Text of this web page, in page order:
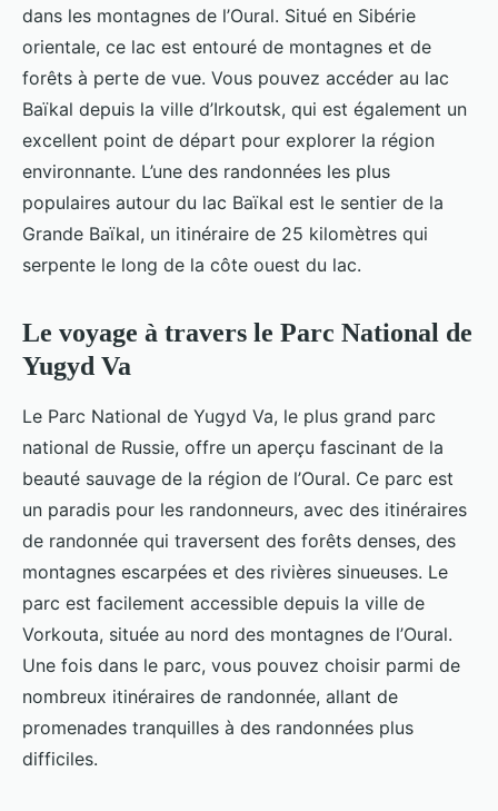
dans les montagnes de l’Oural. Situé en Sibérie
orientale, ce lac est entouré de montagnes et de
forêts à perte de vue. Vous pouvez accéder au lac
Baïkal depuis la ville d’Irkoutsk, qui est également un
excellent point de départ pour explorer la région
environnante. L’une des randonnées les plus
populaires autour du lac Baïkal est le sentier de la
Grande Baïkal, un itinéraire de 25 kilomètres qui
serpente le long de la côte ouest du lac.
Le voyage à travers le Parc National de
Yugyd Va
Le Parc National de Yugyd Va, le plus grand parc
national de Russie, offre un aperçu fascinant de la
beauté sauvage de la région de l’Oural. Ce parc est
un paradis pour les randonneurs, avec des itinéraires
de randonnée qui traversent des forêts denses, des
montagnes escarpées et des rivières sinueuses. Le
parc est facilement accessible depuis la ville de
Vorkouta, située au nord des montagnes de l’Oural.
Une fois dans le parc, vous pouvez choisir parmi de
nombreux itinéraires de randonnée, allant de
promenades tranquilles à des randonnées plus
difficiles.